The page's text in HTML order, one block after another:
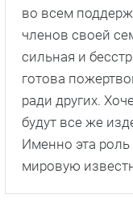
во всем
членов своей
сильная и
готова
ради других.
будут все же
Именно эта
мировую